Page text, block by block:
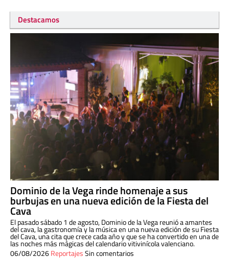
Destacamos
Dominio de la Vega rinde homenaje a sus
burbujas en una nueva edición de la Fiesta del
Cava
El pasado sábado 1 de agosto, Dominio de la Vega reunió a amantes
del cava, la gastronomía y la música en una nueva edición de su Fiesta
del Cava, una cita que crece cada año y que se ha convertido en una de
las noches más mágicas del calendario vitivinícola valenciano.
06/08/2026ReportajesSin comentarios